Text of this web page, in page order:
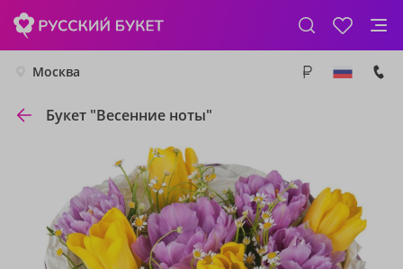
Москва
Букет "Весенние ноты"